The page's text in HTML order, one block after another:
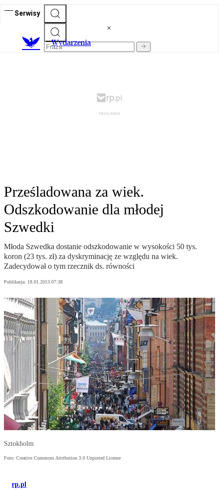
Serwisy
Wydarzenia
Prześladowana za wiek.
Odszkodowanie dla młodej
Szwedki
Młoda Szwedka dostanie odszkodowanie w wysokości 50 tys.
koron (23 tys. zł) za dyskryminację ze względu na wiek.
Zadecydował o tym rzecznik ds. równości
Publikacja: 18.01.2013 07:38
Sztokholm
Foto: Creative Commons Attribution 3.0 Unported License
rp.pl